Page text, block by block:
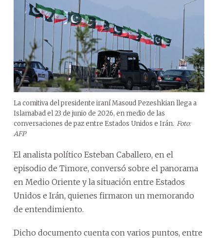
La comitiva del presidente iraní Masoud Pezeshkian llega a
Islamabad el 23 de junio de 2026, en medio de las
conversaciones de paz entre Estados Unidos e Irán. Foto:
AFP
El analista político Esteban Caballero, en el
episodio de Timore, conversó sobre el panorama
en Medio Oriente y la situación entre Estados
Unidos e Irán, quienes firmaron un memorando
de entendimiento.
Dicho documento cuenta con varios puntos, entre